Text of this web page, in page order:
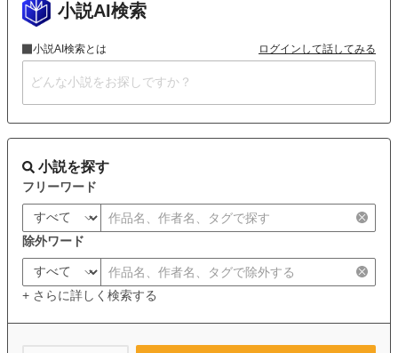
小説AI検索
小説AI検索とは ログインして話してみる
小説を探す
フリーワード
除外ワード
+ さらに詳しく検索する